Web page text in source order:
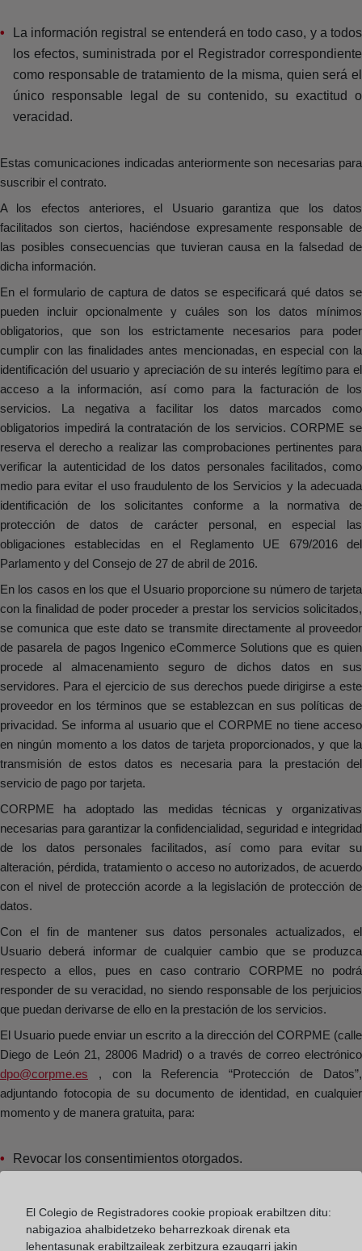
La información registral se entenderá en todo caso, y a todos
los efectos, suministrada por el Registrador correspondiente
como responsable de tratamiento de la misma, quien será el
único responsable legal de su contenido, su exactitud o
veracidad.
Estas comunicaciones indicadas anteriormente son necesarias para
suscribir el contrato.
A los efectos anteriores, el Usuario garantiza que los datos
facilitados son ciertos, haciéndose expresamente responsable de
las posibles consecuencias que tuvieran causa en la falsedad de
dicha información.
En el formulario de captura de datos se especificará qué datos se
pueden incluir opcionalmente y cuáles son los datos mínimos
obligatorios, que son los estrictamente necesarios para poder
cumplir con las finalidades antes mencionadas, en especial con la
identificación del usuario y apreciación de su interés legítimo para el
acceso a la información, así como para la facturación de los
servicios. La negativa a facilitar los datos marcados como
obligatorios impedirá la contratación de los servicios. CORPME se
reserva el derecho a realizar las comprobaciones pertinentes para
verificar la autenticidad de los datos personales facilitados, como
medio para evitar el uso fraudulento de los Servicios y la adecuada
identificación de los solicitantes conforme a la normativa de
protección de datos de carácter personal, en especial las
obligaciones establecidas en el Reglamento UE 679/2016 del
Parlamento y del Consejo de 27 de abril de 2016.
En los casos en los que el Usuario proporcione su número de tarjeta
con la finalidad de poder proceder a prestar los servicios solicitados,
se comunica que este dato se transmite directamente al proveedor
de pasarela de pagos Ingenico eCommerce Solutions que es quien
procede al almacenamiento seguro de dichos datos en sus
servidores. Para el ejercicio de sus derechos puede dirigirse a este
proveedor en los términos que se establezcan en sus políticas de
privacidad. Se informa al usuario que el CORPME no tiene acceso
en ningún momento a los datos de tarjeta proporcionados, y que la
transmisión de estos datos es necesaria para la prestación del
servicio de pago por tarjeta.
CORPME ha adoptado las medidas técnicas y organizativas
necesarias para garantizar la confidencialidad, seguridad e integridad
de los datos personales facilitados, así como para evitar su
alteración, pérdida, tratamiento o acceso no autorizados, de acuerdo
con el nivel de protección acorde a la legislación de protección de
datos.
Con el fin de mantener sus datos personales actualizados, el
Usuario deberá informar de cualquier cambio que se produzca
respecto a ellos, pues en caso contrario CORPME no podrá
responder de su veracidad, no siendo responsable de los perjuicios
que puedan derivarse de ello en la prestación de los servicios.
El Usuario puede enviar un escrito a la dirección del CORPME (calle
Diego de León 21, 28006 Madrid) o a través de correo electrónico
dpo@corpme.es
, con la Referencia “Protección de Datos”,
adjuntando fotocopia de su documento de identidad, en cualquier
momento y de manera gratuita, para:
Revocar los consentimientos otorgados.
Rectificar los datos inexactos o incompletos.
El Colegio de Registradores cookie propioak erabiltzen ditu:
nabigazioa ahalbidetzeko beharrezkoak direnak eta
lehentasunak erabiltzaileak zerbitzura ezaugarri jakin